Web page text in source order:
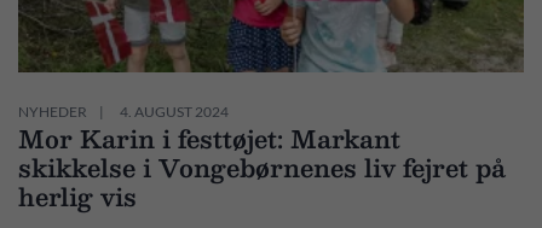
NYHEDER 4. AUGUST 2024
Mor Karin i festtøjet: Markant
skikkelse i Vongebørnenes liv fejret på
herlig vis